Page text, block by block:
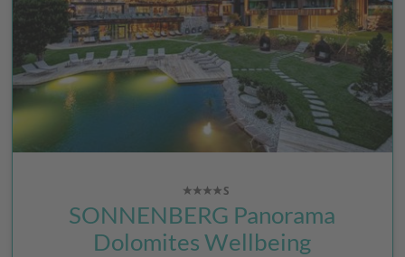
SONNENBERG Panorama
Dolomites Wellbeing